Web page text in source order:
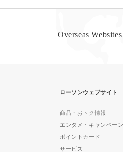
Overseas Websites
ローソンウェブサイト
商品・おトク情報
エンタメ・キャンペーン
ポイントカード
サービス